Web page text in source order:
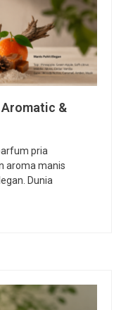
&
pria
aroma manis
Dunia